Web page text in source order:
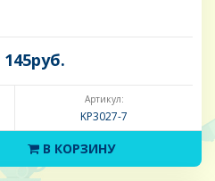
145руб.
Артикул:
KP3027-7
В КОРЗИНУ